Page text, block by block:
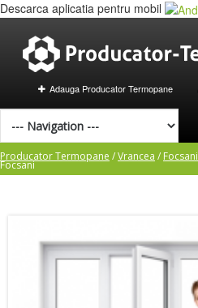
Descarca aplicatia pentru mobil
Adauga Producator Termopane
Producator Termopane /Vrancea / Focsani
Focsani